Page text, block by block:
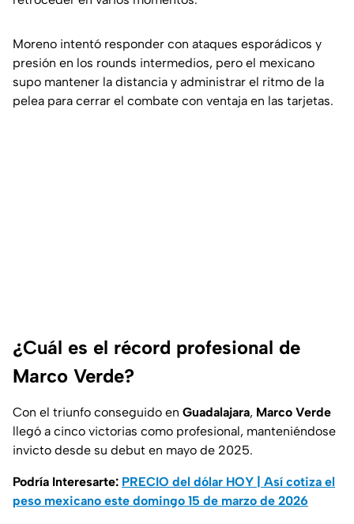
Moreno intentó responder con ataques esporádicos y
presión en los rounds intermedios, pero el mexicano
supo mantener la distancia y administrar el ritmo de la
pelea para cerrar el combate con ventaja en las tarjetas.
¿Cuál es el récord profesional de
Marco Verde?
Con el triunfo conseguido en Guadalajara, Marco Verde
llegó a cinco victorias como profesional, manteniéndose
invicto desde su debut en mayo de 2025.
Podría Interesarte: PRECIO del dólar HOY | Así cotiza el
peso mexicano este domingo 15 de marzo de 2026